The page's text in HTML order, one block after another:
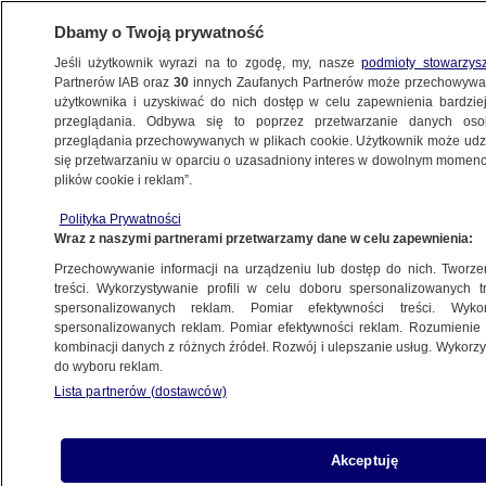
METEO
Dbamy o Twoją prywatność
Jeśli użytkownik wyrazi na to zgodę, my, naszepodmioty
Partnerów IAB oraz30 innych Zaufanych Partnerów może
użytkownika i uzyskiwać do nich dostęp w celu zapewnienia
przeglądania. Odbywa się to poprzez przetwarzanie danych
przeglądania przechowywanych w plikach cookie. Użytkownik może
się przetwarzaniu w oparciu o uzasadniony interes w dowolnym
plików cookie i reklam”.
Polityka Prywatności
Wraz z naszymi partnerami przetwarzamy dane w celu zapewnienia:
Przechowywanie informacji na urządzeniu lub dostęp do nich.
treści. Wykorzystywanie profili w celu doboru spersonalizowanych
spersonalizowanych reklam. Pomiar efektywności treści.
spersonalizowanych reklam. Pomiar efektywności reklam.
kombinacji danych z różnych źródeł. Rozwój i ulepszanie usług.
do wyboru reklam.
Lista partnerów (dostawców)
Akceptuję